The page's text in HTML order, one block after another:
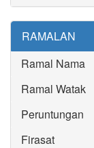
RAMALAN
Ramal Nama
Ramal Watak
Peruntungan
Firasat